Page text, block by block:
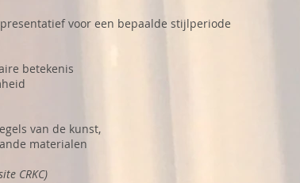
voor een bepaalde stijlperiode
betekenis
van de kunst,
materialen
CRKC)